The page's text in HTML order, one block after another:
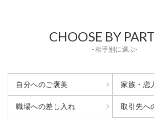
CHOOSE BY
- 相手別に選ぶ-
自分へのご褒美 家族・恋
職場への差し入れ 取引先へ